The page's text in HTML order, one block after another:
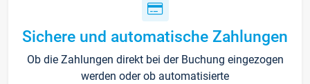
Sichere und automatische Zahlungen
Ob die Zahlungen direkt bei der Buchung eingezogen
werden oder ob automatisierte